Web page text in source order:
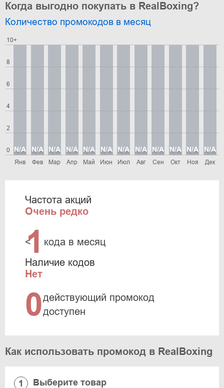
Когда выгодно покупать в RealBoxing?
Количество промокодов в месяц
0
2
4
6
8
10+
Янв
N/A
Фев
N/A
Мар
N/A
Апр
N/A
Май
N/A
Июн
N/A
Июл
N/A
Авг
N/A
Сен
N/A
Окт
N/A
Ноя
N/A
Дек
N/A
Частота акций
Очень редко
<
1 кода в месяц
Наличие кодов
Нет
0действующий промокод
доступен
Как использовать промокод в RealBoxing
Выберите товар